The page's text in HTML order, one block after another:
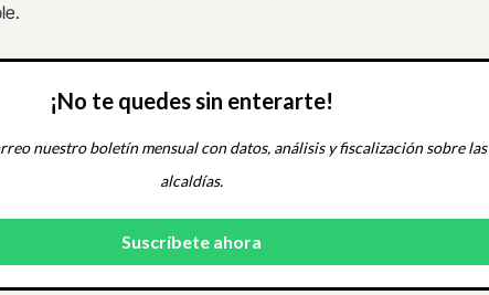
¡No te quedes sin enterarte!
nuestro boletín mensual con datos, análisis y fiscalización sobre las
alcaldías.